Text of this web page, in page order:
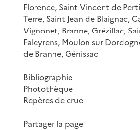
Florence, Saint Vincent de
Terre, Saint Jean de Blaignac,
Vignonet, Branne, Grézillac,
Faleyrens, Moulon sur
de Branne, Génissac
Bibliographie
Photothèque
Repères de crue
Partager la page